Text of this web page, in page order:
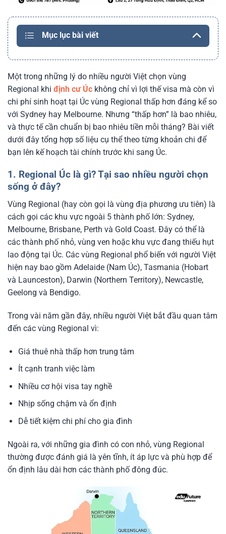
Mục lục bài viết
Một trong những lý do nhiều người Việt chọn vùng
Regional khi định cư Úc không chỉ vì lợi thế visa mà còn vì
chi phí sinh hoạt tại Úc vùng Regional thấp hơn đáng kể so
với Sydney hay Melbourne. Nhưng “thấp hơn” là bao nhiêu,
và thực tế cần chuẩn bị bao nhiêu tiền mỗi tháng? Bài viết
dưới đây tổng hợp số liệu cụ thể theo từng khoản chi để
bạn lên kế hoạch tài chính trước khi sang Úc.
1. Regional Úc là gì? Tại sao nhiều người chọn
sống ở đây?
Vùng Regional (hay còn gọi là vùng địa phương ưu tiên) là
cách gọi các khu vực ngoài 5 thành phố lớn: Sydney,
Melbourne, Brisbane, Perth và Gold Coast. Đây có thể là
các thành phố nhỏ, vùng ven hoặc khu vực đang thiếu hụt
lao động tại Úc. Các vùng Regional phổ biến với người Việt
hiện nay bao gồm Adelaide (Nam Úc), Tasmania (Hobart
và Launceston), Darwin (Northern Territory), Newcastle,
Geelong và Bendigo.
Trong vài năm gần đây, nhiều người Việt bắt đầu quan tâm
đến các vùng Regional vì:
Giá thuê nhà thấp hơn trung tâm
Ít cạnh tranh việc làm
Nhiều cơ hội visa tay nghề
Nhịp sống chậm và ổn định
Dễ tiết kiệm chi phí cho gia đình
Ngoài ra, với những gia đình có con nhỏ, vùng Regional
thường được đánh giá là yên tĩnh, ít áp lực và phù hợp để
ổn định lâu dài hơn các thành phố đông đúc.